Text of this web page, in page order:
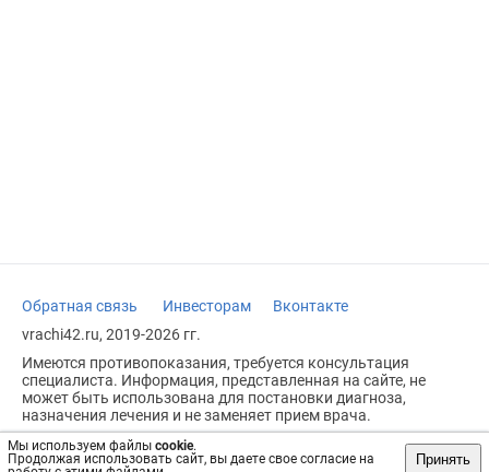
Мы используем файлы cookie.
Продолжая использовать сайт, вы даете свое согласие на
Принять
Обратная связь Инвесторам
Вконтакте
vrachi42.ru, 2019-2026 гг.
Имеются противопоказания, требуется консультация
специалиста. Информация, представленная на сайте, не
может быть использована для постановки диагноза,
назначения лечения и не заменяет прием врача.
Возрастное ограничение: 18+